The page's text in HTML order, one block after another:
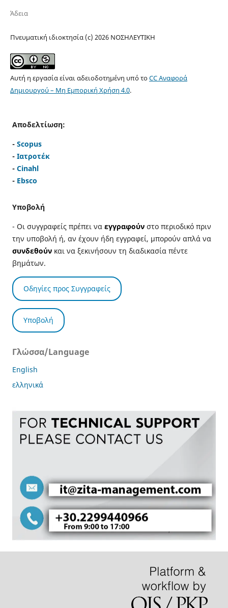
Άδεια
Πνευματική ιδιοκτησία (c) 2026 ΝOΣΗΛΕYΤΙΚΗ
Αυτή η εργασία είναι αδειοδοτημένη υπό τοCC Αναφορά
Δημιουργού – Μη Εμπορική Χρήση 4.0.
Αποδελτίωση:
- Scopus
- Ιατροτέκ
- Cinahl
- Ebsco
Υποβολή
- Οι συγγραφείς πρέπει να εγγραφούν στο περιοδικό πριν
την υποβολή ή, αν έχουν ήδη εγγραφεί, μπορούν απλά να
συνδεθούνκαι να ξεκινήσουν τη διαδικασία πέντε
βημάτων.
Οδηγίες προς Συγγραφείς
Υποβολή
Γλώσσα/Language
English
ελληνικά